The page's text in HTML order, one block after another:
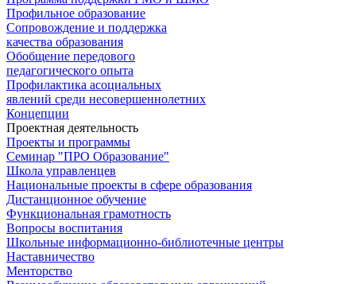
Профильное образование
Сопровождение и поддержка
качества образования
Обобщение передового
педагогического опыта
Профилактика асоциальных
явлений среди несовершеннолетних
Концепции
Проектная деятельность
Проекты и программы
Семинар "ПРО Образование"
Школа управленцев
Национальные проекты в сфере образования
Дистанционное обучение
Функциональная грамотность
Вопросы воспитания
Школьные информационно-библиотечные центры
Наставничество
Менторство